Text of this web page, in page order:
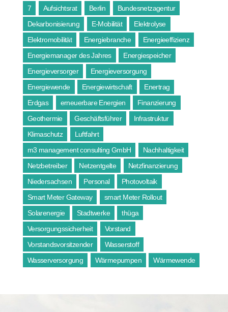
7 Aufsichtsrat Berlin
Bundesnetzagentur
Dekarbonisierung
E-Mobilität
Elektrolyse
Elektromobilität
Energiebranche
Energieeffizienz
Energiemanager des Jahres
Energiespeicher
Energieversorger
Energieversorgung
Energiewende
Energiewirtschaft
Enertrag
Erdgas
erneuerbare Energien
Finanzierung
Geothermie
Geschäftsführer
Infrastruktur
Klimaschutz
Luftfahrt
m3 management consulting GmbH
Nachhaltigkeit
Netzbetreiber
Netzentgelte
Netzfinanzierung
Niedersachsen
Personal
Photovoltaik
Smart Meter Gateway
smart Meter Rollout
Solarenergie
Stadtwerke
thüga
Versorgungssicherheit
Vorstand
Vorstandsvorsitzender
Wasserstoff
Wasserversorgung
Wärmepumpen Wärmewende